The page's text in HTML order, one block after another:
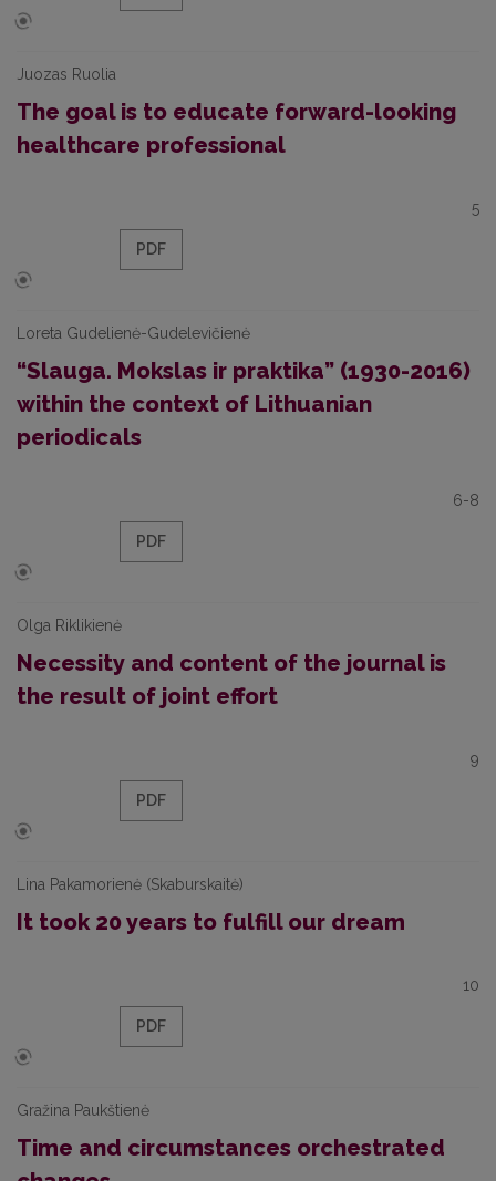
Juozas Ruolia
The goal is to educate forward-looking
healthcare professional
5
PDF
Loreta Gudelienė-Gudelevičienė
“Slauga. Mokslas ir praktika” (1930-2016)
within the context of Lithuanian
periodicals
6-8
PDF
Olga Riklikienė
Necessity and content of the journal is
the result of joint effort
9
PDF
Lina Pakamorienė (Skaburskaitė)
It took 20 years to fulfill our dream
10
PDF
Gražina Paukštienė
Time and circumstances orchestrated